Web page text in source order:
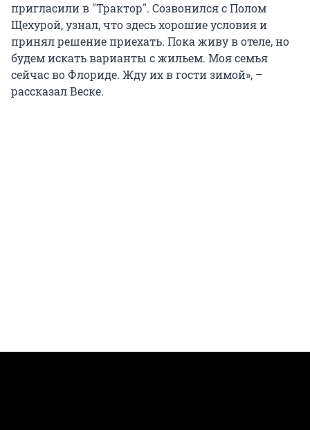
пригласили в "Трактор". Созвонился с Полом
Щехурой, узнал, что здесь хорошие условия и
принял решение приехать. Пока живу в отеле, но
будем искать варианты с жильем. Моя семья
сейчас во Флориде. Жду их в гости зимой», –
рассказал Веске.